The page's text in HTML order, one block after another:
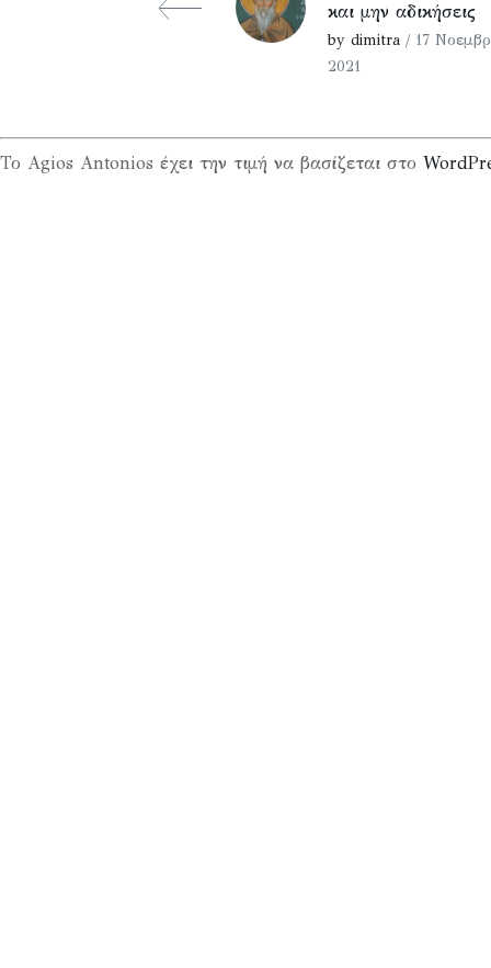
και μην αδικήσεις
by dimitra / 17
2021
Το Agios Antonios έχει την τιμή να βασίζεται στο